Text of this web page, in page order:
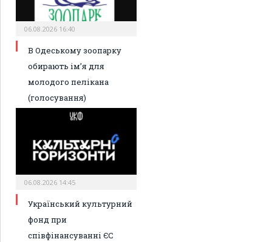
06.08.2026 16:40
В Одеському зоопарку
обирають ім’я для
молодого пелікана
(голосування)
06.08.2026 14:45
Український культурний
фонд при
співфінансуванні ЄС